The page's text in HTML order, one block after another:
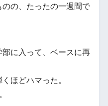
の、たったの一週間で
に入って、ベースに再
ほどハマった。